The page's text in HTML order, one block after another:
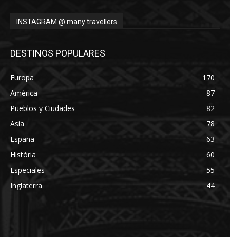
INSTAGRAM @ many travellers
DESTINOS POPULARES
Europa
170
América
87
Pueblos y Ciudades
82
Asia
78
España
63
História
60
Especiales
55
Inglaterra
44